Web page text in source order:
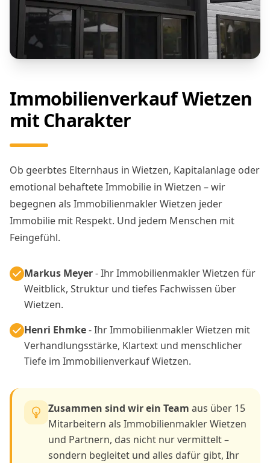
Immobilienverkauf Wietzen
mit Charakter
Ob geerbtes Elternhaus in Wietzen, Kapitalanlage oder
emotional behaftete Immobilie in Wietzen – wir
begegnen als Immobilienmakler Wietzen jeder
Immobilie mit Respekt. Und jedem Menschen mit
Feingefühl.
Markus Meyer- Ihr Immobilienmakler Wietzen für
Weitblick, Struktur und tiefes Fachwissen über
Wietzen.
Henri Ehmke- Ihr Immobilienmakler Wietzen mit
Verhandlungsstärke, Klartext und menschlicher
Tiefe im Immobilienverkauf Wietzen.
Zusammen sind wir ein Team aus über 15
Mitarbeitern als Immobilienmakler Wietzen
und Partnern, das nicht nur vermittelt –
sondern begleitet und alles dafür gibt, Ihr